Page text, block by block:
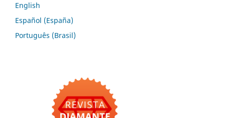
English
Español (España)
Português (Brasil)